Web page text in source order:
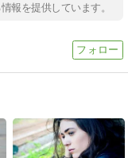
報を提供しています。